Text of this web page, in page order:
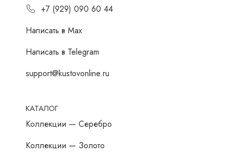
+7 (929) 090 60 44
Написать в Мах
Написать в Telegram
support@kustovonline.ru
КАТАЛОГ
Коллекции — Серебро
Коллекции — Золото